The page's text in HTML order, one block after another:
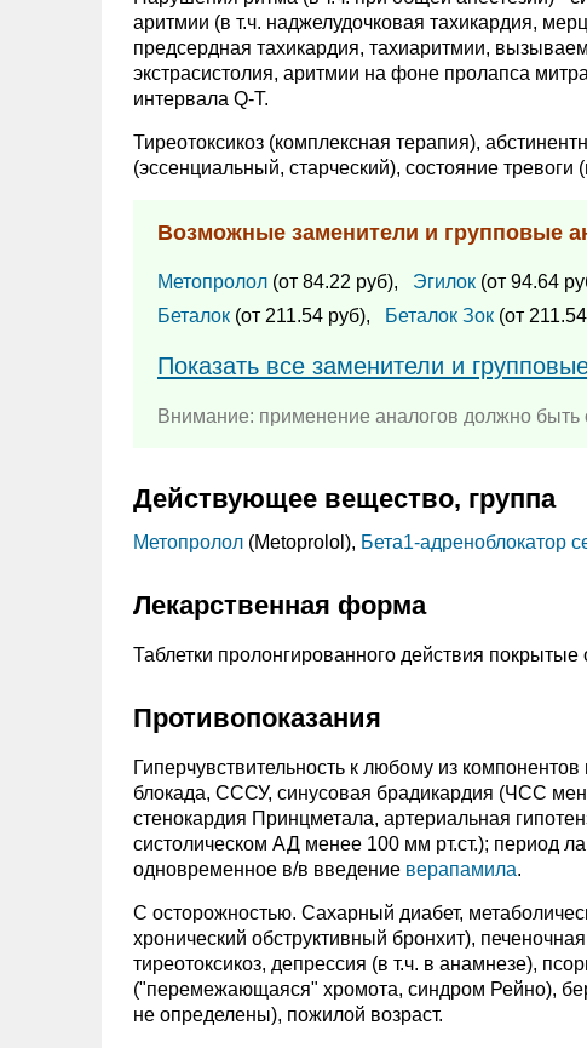
аритмии (в т.ч. наджелудочковая тахикардия,
предсердная тахикардия, тахиаритмии,
экстрасистолия, аритмии на фоне пролапса
интервала Q-T.
Тиреотоксикоз (комплексная терапия),
(эссенциальный, старческий), состояние
Возможные заменители и групповые
Метопролол (от 84.22 руб), Эгилок(от 94.64
Беталок (от 211.54 руб), Беталок Зок(от
Показать все заменители и
Внимание: применение аналогов должно быть
Действующее вещество, группа
Метопролол (Metoprolol), Бета1-адреноблокатор
Лекарственная форма
Таблетки пролонгированного действия покрытые
Противопоказания
Гиперчувствительность к любому из
блокада, СССУ, синусовая брадикардия (ЧСС
стенокардия Принцметала, артериальная
систолическом АД менее 100 мм рт.ст.); период
одновременное в/в введение верапамила.
C осторожностью. Сахарный диабет,
хронический обструктивный бронхит),
тиреотоксикоз, депрессия (в т.ч. в анамнезе),
("перемежающаяся" хромота, синдром Рейно),
не определены), пожилой возраст.